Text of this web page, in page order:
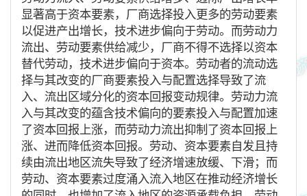
显著高于资本要素，厂商选择投入更多的劳动要素
以促进产出增长，技术进步偏向于劳动。而劳动力
流出、劳动要素供给减少，厂商不得不选择以资本
替代劳动，技术进步偏向于资本。劳动者的流动选
择与其改变的厂商要素投入与配置选择导致了流
入、流出区域分化的资本回报变动规律。劳动力流
入与其改变的蕴含技术偏向的要素投入与配置加速
了资本回报上涨，而劳动力流出抑制了资本回报上
涨、进而降低资本回报。劳动、资本要素自发且持
续由流出地区流失导致了经济增速放缓、下滑；而
劳动、资本要素过度涌入流入地区在推动经济增长